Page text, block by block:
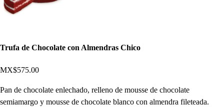
Trufa de Chocolate con Almendras Chico
MX$575.00
Pan de chocolate enlechado, relleno de mousse de chocolate
semiamargo y mousse de chocolate blanco con almendra fileteada.